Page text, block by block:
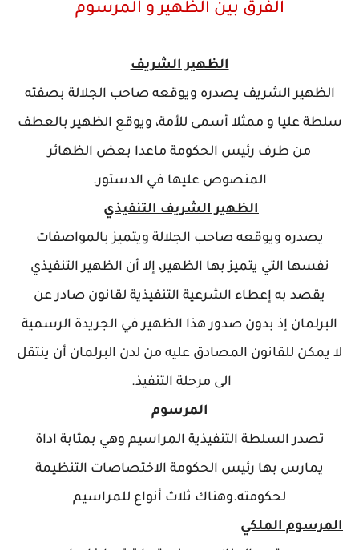
الفرق بين الظهير و المرسوم
الظهير الشريف
الظهير الشريف يصدره ويوقعه صاحب الجلالة بصفته
سلطة عليا و ممثلا أسمى للأمة، ويوقع الظهير بالعطف
من طرف رئيس الحكومة ماعدا بعض الظهائر
المنصوص عليها في الدستور.
الظهير الشريف التنفيذي
يصدره ويوقعه صاحب الجلالة ويتميز بالمواصفات
نفسها التي يتميز بها الظهير، إﻻ أن الظهير التنفيذي
يقصد به إعطاء الشرعية التنفيذية لقانون صادر عن
البرلمان إذ بدون صدور هذا الظهير في الجريدة الرسمية
ﻻ يمكن للقانون المصادق عليه من لدن البرلمان أن ينتقل
الى مرحلة التنفيذ.
المرسوم
تصدر السلطة التنفيذية المراسيم وهي بمثابة اداة
يمارس بها رئيس الحكومة الاختصاصات التنظيمة
لحكومته.وهناك ثلاث أنواع للمراسيم
المرسوم الملكي